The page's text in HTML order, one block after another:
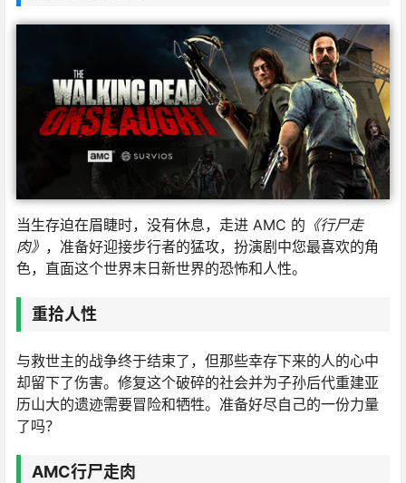
当生存迫在眉睫时，没有休息，走进 AMC 的 《行尸走
肉》 ，准备好迎接步行者的猛攻，扮演剧中您最喜欢的角
色，直面这个世界末日新世界的恐怖和人性。
重拾人性
与救世主的战争终于结束了，但那些幸存下来的人的心中
却留下了伤害。修复这个破碎的社会并为子孙后代重建亚
历山大的遗迹需要冒险和牺牲。准备好尽自己的一份力量
了吗？
AMC行尸走肉